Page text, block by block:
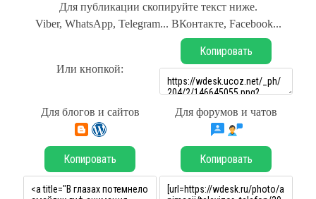
Для публикации скопируйте текст ниже.
Viber, WhatsApp, Telegram... ВКонтакте, Facebook...
Или кнопкой:
Копировать
Для блогов и сайтов Для форумов и чатов
Копировать Копировать